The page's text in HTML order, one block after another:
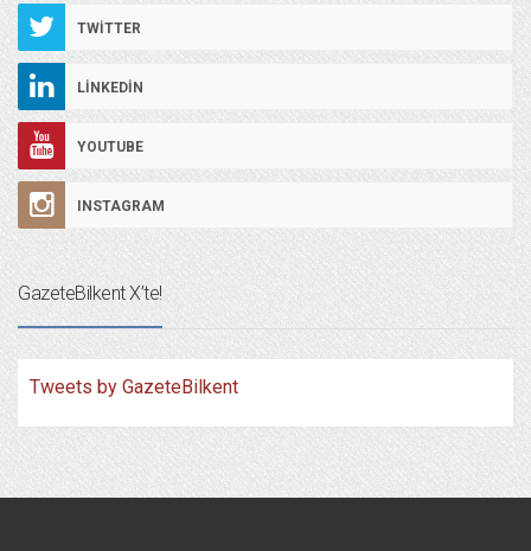
TWITTER
LINKEDIN
YOUTUBE
INSTAGRAM
GazeteBilkent X’te!
Tweets by GazeteBilkent